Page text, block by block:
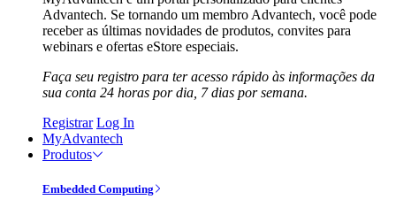
Advantech. Se tornando um membro Advantech, você pode
receber as últimas novidades de produtos, convites para
webinars e ofertas eStore especiais.
Faça seu registro para ter acesso rápido às informações da
sua conta 24 horas por dia, 7 dias por semana.
Registrar Log In
MyAdvantech
Produtos
Embedded Computing